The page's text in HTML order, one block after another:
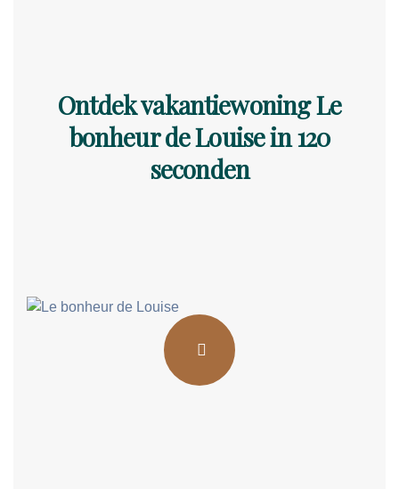
Ontdek vakantiewoning Le
bonheur de Louise in 120
seconden